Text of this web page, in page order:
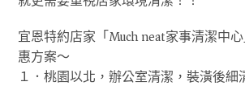
宜恩特約店家「Much neat家事清潔中
惠方案～
１．桃園以北，辦公室清潔，裝潢後